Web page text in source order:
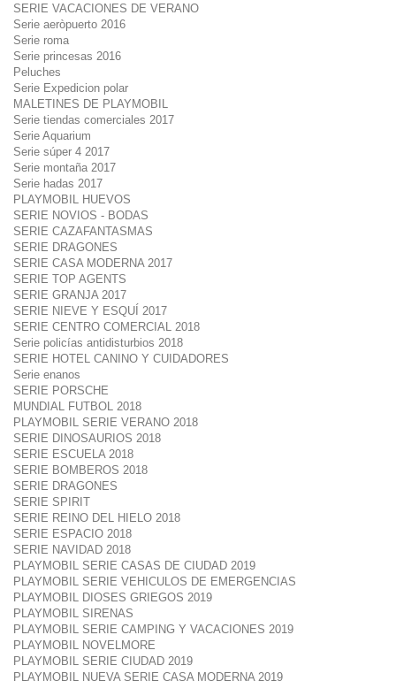
SERIE VACACIONES DE VERANO
Serie aeròpuerto 2016
Serie roma
Serie princesas 2016
Peluches
Serie Expedicion polar
MALETINES DE PLAYMOBIL
Serie tiendas comerciales 2017
Serie Aquarium
Serie súper 4 2017
Serie montaña 2017
Serie hadas 2017
PLAYMOBIL HUEVOS
SERIE NOVIOS - BODAS
SERIE CAZAFANTASMAS
SERIE DRAGONES
SERIE CASA MODERNA 2017
SERIE TOP AGENTS
SERIE GRANJA 2017
SERIE NIEVE Y ESQUÍ 2017
SERIE CENTRO COMERCIAL 2018
Serie policías antidisturbios 2018
SERIE HOTEL CANINO Y CUIDADORES
Serie enanos
SERIE PORSCHE
MUNDIAL FUTBOL 2018
PLAYMOBIL SERIE VERANO 2018
SERIE DINOSAURIOS 2018
SERIE ESCUELA 2018
SERIE BOMBEROS 2018
SERIE DRAGONES
SERIE SPIRIT
SERIE REINO DEL HIELO 2018
SERIE ESPACIO 2018
SERIE NAVIDAD 2018
PLAYMOBIL SERIE CASAS DE CIUDAD 2019
PLAYMOBIL SERIE VEHICULOS DE EMERGENCIAS
PLAYMOBIL DIOSES GRIEGOS 2019
PLAYMOBIL SIRENAS
PLAYMOBIL SERIE CAMPING Y VACACIONES 2019
PLAYMOBIL NOVELMORE
PLAYMOBIL SERIE CIUDAD 2019
PLAYMOBIL NUEVA SERIE CASA MODERNA 2019